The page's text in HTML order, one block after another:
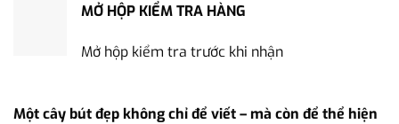
MỞ HỘP KIỂM TRA HÀNG
Mở hộp kiểm tra trước khi nhận
Một cây bút đẹp không chỉ để viết – mà còn để thể hiện